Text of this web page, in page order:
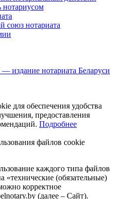
союз нотариата
— издание нотариата Беларуси
для обеспечения удобства
предоставления
Подробнее
файлов cookie
каждого типа файлов
«технические (обязательные)
корректное
(далее – Сайт).